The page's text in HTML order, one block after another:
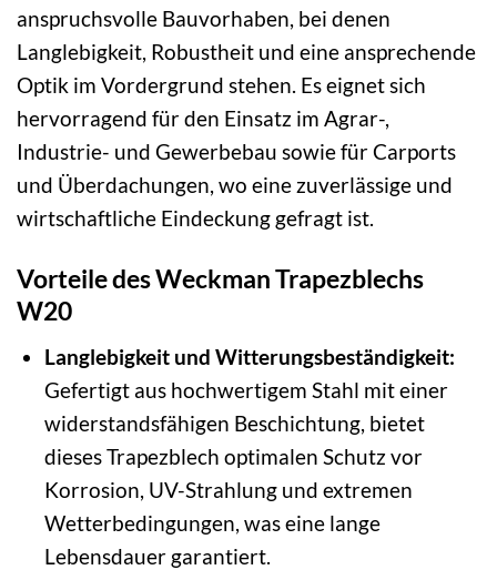
anspruchsvolle Bauvorhaben, bei denen
Langlebigkeit, Robustheit und eine ansprechende
Optik im Vordergrund stehen. Es eignet sich
hervorragend für den Einsatz im Agrar-,
Industrie- und Gewerbebau sowie für Carports
und Überdachungen, wo eine zuverlässige und
wirtschaftliche Eindeckung gefragt ist.
Vorteile des Weckman Trapezblechs
W20
Langlebigkeit und Witterungsbeständigkeit:
Gefertigt aus hochwertigem Stahl mit einer
widerstandsfähigen Beschichtung, bietet
dieses Trapezblech optimalen Schutz vor
Korrosion, UV-Strahlung und extremen
Wetterbedingungen, was eine lange
Lebensdauer garantiert.